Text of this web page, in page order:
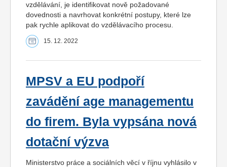
vzdělávání, je identifikovat nově požadované
dovednosti a navrhovat konkrétní postupy, které lze
pak rychle aplikovat do vzdělávacího procesu.
15. 12. 2022
MPSV a EU podpoří
zavádění age managementu
do firem. Byla vypsána nová
dotační výzva
Ministerstvo práce a sociálních věcí v říjnu vyhlásilo v